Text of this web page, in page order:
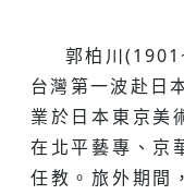
郭柏川
台灣第一波赴日
業於日本東京美
在北平藝專、京
任教。旅外期間